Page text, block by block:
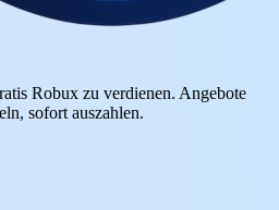
Robux zu verdienen. Angebote
sofort auszahlen.